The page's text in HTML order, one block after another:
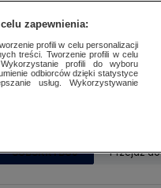
SUBSKRYBUJ Przejdź do
zapewnienia:
profili w celu personalizacji
treści. Tworzenie profili w celu
profili do wyboru
odbiorców dzięki statystyce
usług. Wykorzystywanie